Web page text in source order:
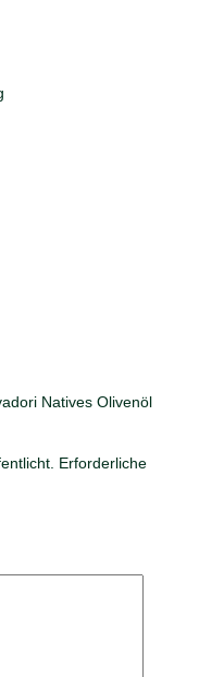
Natives Olivenöl
Erforderliche